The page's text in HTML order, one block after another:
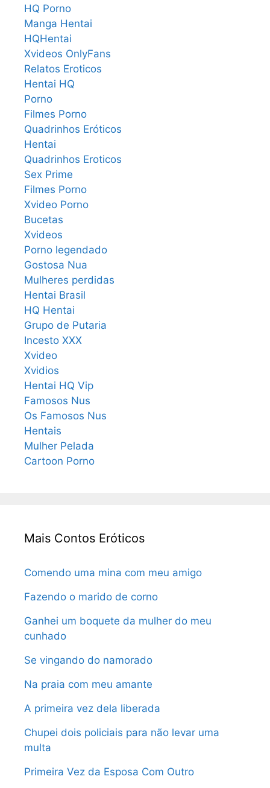
HQ Porno
Manga Hentai
HQHentai
Xvideos OnlyFans
Relatos Eroticos
Hentai HQ
Porno
Filmes Porno
Quadrinhos Eróticos
Hentai
Quadrinhos Eroticos
Sex Prime
Filmes Porno
Xvideo Porno
Bucetas
Xvideos
Porno legendado
Gostosa Nua
Mulheres perdidas
Hentai Brasil
HQ Hentai
Grupo de Putaria
Incesto XXX
Xvideo
Xvidios
Hentai HQ Vip
Famosos Nus
Os Famosos Nus
Hentais
Mulher Pelada
Cartoon Porno
Mais Contos Eróticos
Comendo uma mina com meu amigo
Fazendo o marido de corno
Ganhei um boquete da mulher do meu
cunhado
Se vingando do namorado
Na praia com meu amante
A primeira vez dela liberada
Chupei dois policiais para não levar uma
multa
Primeira Vez da Esposa Com Outro